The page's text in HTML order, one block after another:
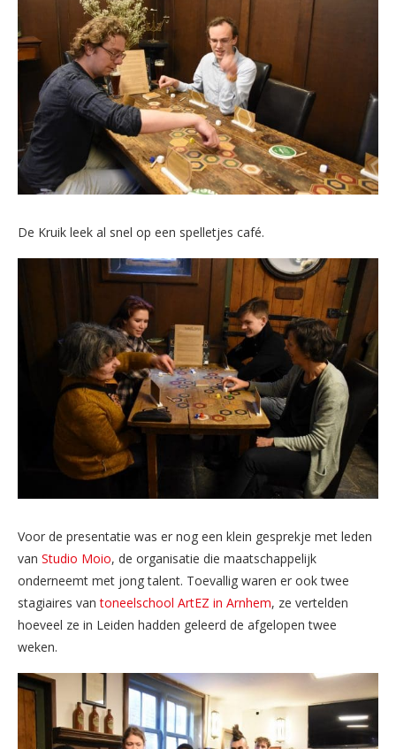
De Kruik leek al snel op een spelletjes café.
Voor de presentatie was er nog een klein gesprekje met leden
van Studio Moio, de organisatie die maatschappelijk
onderneemt met jong talent. Toevallig waren er ook twee
stagiaires vantoneelschool ArtEZ in Arnhem, ze vertelden
hoeveel ze in Leiden hadden geleerd de afgelopen twee
weken.